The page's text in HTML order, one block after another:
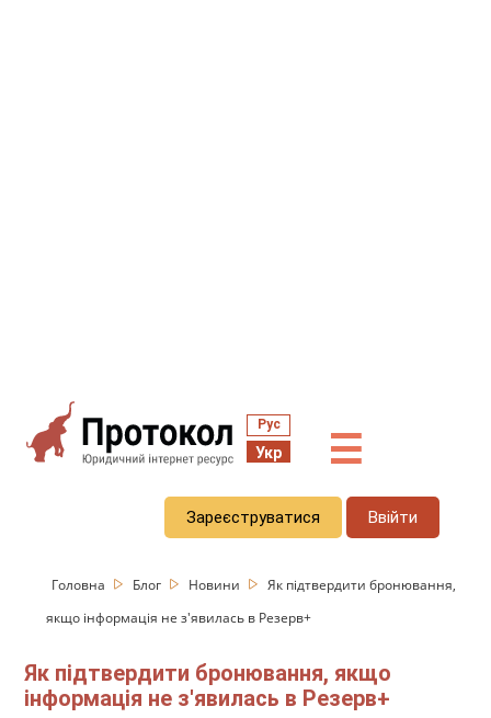
Рус
Укр ☰
Зареєструватися Ввійти
Головна Блог Новини
Як підтвердити бронювання,
якщо інформація не з'явилась в Резерв+
Як підтвердити бронювання, якщо
інформація не з'явилась в Резерв+